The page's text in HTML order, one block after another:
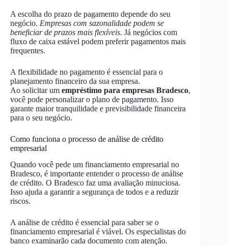
A escolha do prazo de pagamento depende do seu
negócio. Empresas com sazonalidade podem se
beneficiar de prazos mais flexíveis. Já negócios com
fluxo de caixa estável podem preferir pagamentos mais
frequentes.
A flexibilidade no pagamento é essencial para o
planejamento financeiro da sua empresa.
Ao solicitar um empréstimo para empresas Bradesco,
você pode personalizar o plano de pagamento. Isso
garante maior tranquilidade e previsibilidade financeira
para o seu negócio.
Como funciona o processo de análise de crédito
empresarial
Quando você pede um financiamento empresarial no
Bradesco, é importante entender o processo de análise
de crédito. O Bradesco faz uma avaliação minuciosa.
Isso ajuda a garantir a segurança de todos e a reduzir
riscos.
A análise de crédito é essencial para saber se o
financiamento empresarial é viável. Os especialistas do
banco examinarão cada documento com atenção.